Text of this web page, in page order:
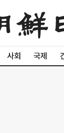
사회 국제